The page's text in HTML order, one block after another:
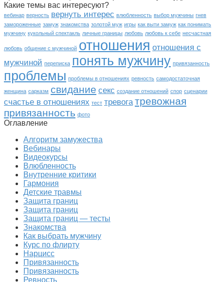
Какие темы вас интересуют?
вебинар верность вернуть интерес влюбленность выбор мужчины гнев
замороженные замуж знакомства золотой муж игры как выти замуж как понимать
мужчину кукольный спектакль личные границы любовь любовь к себе несчастная
любовь общение с мужчиной отношения отношения с
мужчиной переписка понять мужчину привязанность
проблемы проблемы в отношениях ревность самодостаточная
женщина сарказм свидание секс создание отношений спор сценарии
счастье в отношениях тест тревога тревожная
привязанность фото
Оглавление
Алгоритм замужества
Вебинары
Видеокурсы
Влюбленность
Внутренние критики
Гармония
Детские травмы
Защита границ
Защита границ
Защита границ — тесты
Знакомства
Как выбрать мужчину
Курс по флирту
Нарцисс
Привязанность
Привязанность
Ревность